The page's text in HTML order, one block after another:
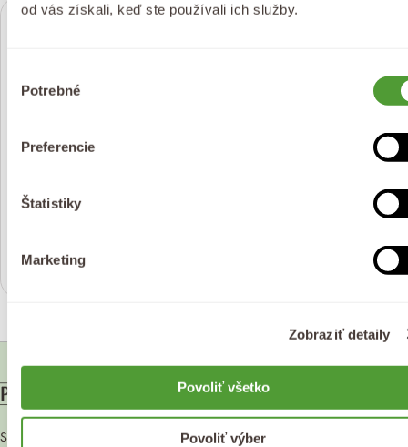
od vás získali, keď ste používali ich služby.
súhlasu
Potrebné
Preferencie
Štatistiky
Marketing
Zobraziť detaily
Povoliť všetko
Povoliť výber
Bio Kávový Pleťový Peeling
Francúzsky zelený íl 150 g
Sme rodinná firma v srdci Južnej Moravy, ktorá sa zameriava na